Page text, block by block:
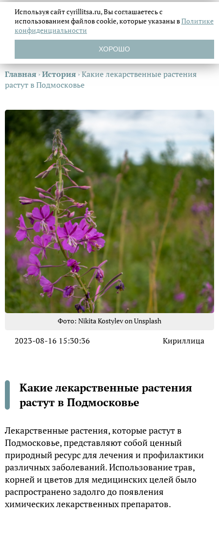
Главная ›История ›Какие лекарственные растения
растут в Подмосковье
Фото: Nikita Kostylev on Unsplash
2023-08-16 15:30:36 Кириллица
Какие лекарственные растения
растут в Подмосковье
Лекарственные растения, которые растут в
Подмосковье, представляют собой ценный
природный ресурс для лечения и профилактики
различных заболеваний. Использование трав,
корней и цветов для медицинских целей было
распространено задолго до появления
химических лекарственных препаратов.
Используя сайт cyrillitsa.ru, Вы соглашаетесь с
использованием файловcookie, которые указаны вПолитике
конфиденциальности
ХОРОШО